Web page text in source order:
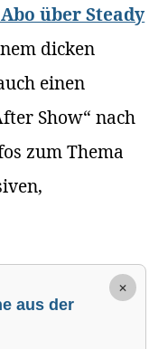
über Steady
dicken
einen
Show“ nach
zum Thema
×
aus der